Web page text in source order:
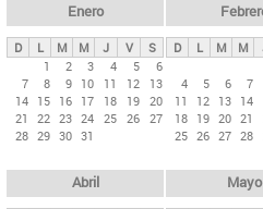
ds
p
n
c
i
Enero
D L M M J V
S
1
2 3 4 5
6
7
8 9 10 11 12
13
14 15 16 17 18 19 20
21
22 23 24 25 26 27
28 29 30 31
D L M M
4
5 6 7
11
12 13 14
18 19 20 21
25 26 27 28
Abril Mayo